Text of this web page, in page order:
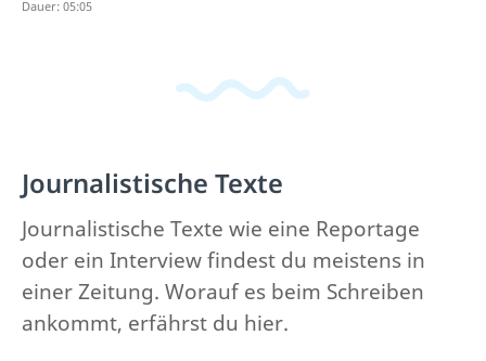
Dauer: 05:05
Journalistische Texte
Journalistische Texte wie eine Reportage
oder ein Interview findest du meistens in
einer Zeitung. Worauf es beim Schreiben
ankommt, erfährst du hier.